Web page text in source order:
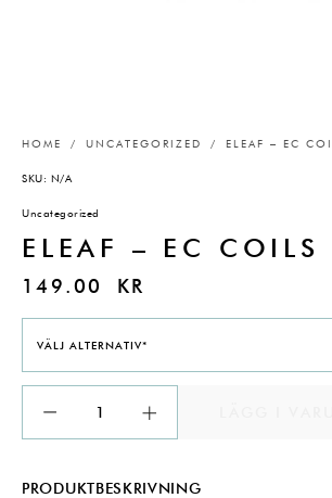
HOME / UNCATEGORIZED / ELEAF – EC
SKU: N/A
Uncategorized
ELEAF – EC COILS
149.00 KR
VÄLJ ALTERNATIV*
PRODUKTBESKRIVNING